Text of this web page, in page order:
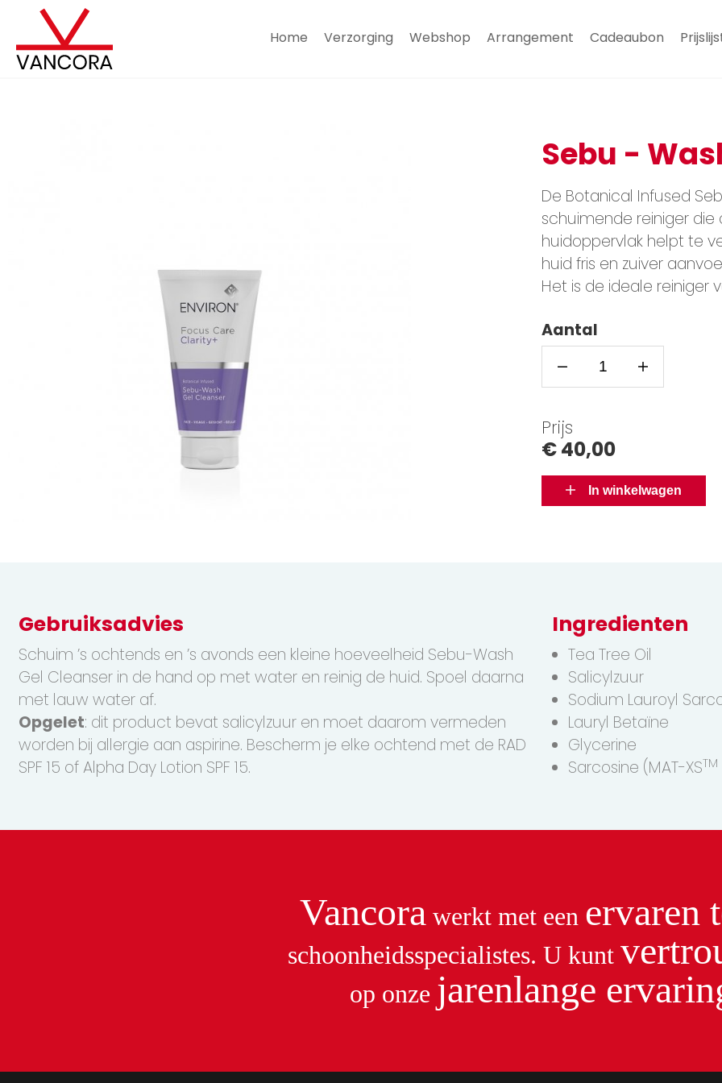
Home Verzorging Webshop Arrangement Cadeaubon
Sebu -
De Botanical Infused
schuimende reiniger
huidoppervlak helpt te
huid fris en zuiver
Het is de ideale reiniger
Aantal
Prijs
€ 40,00
In winkelwagen
Gebruiksadvies
Schuim ’s ochtends en ’s avonds een kleine hoeveelheid Sebu-Wash
Gel Cleanser in de hand op met water en reinig de huid. Spoel daarna
met lauw water af.
Opgelet: dit product bevat salicylzuur en moet daarom vermeden
worden bij allergie aan aspirine. Bescherm je elke ochtend met de RAD
SPF 15 of Alpha Day Lotion SPF 15.
Ingredienten
Tea Tree Oil
Salicylzuur
Sodium Lauroyl
Lauryl Betaïne
Glycerine
Sarcosine (MAT-XSTM
Vancorawerkt met een ervaren
schoonheidsspecialistes. U kunt
op onze jarenlange